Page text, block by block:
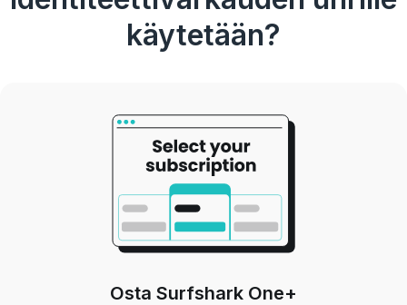
käytetään?
Osta Surfshark One+